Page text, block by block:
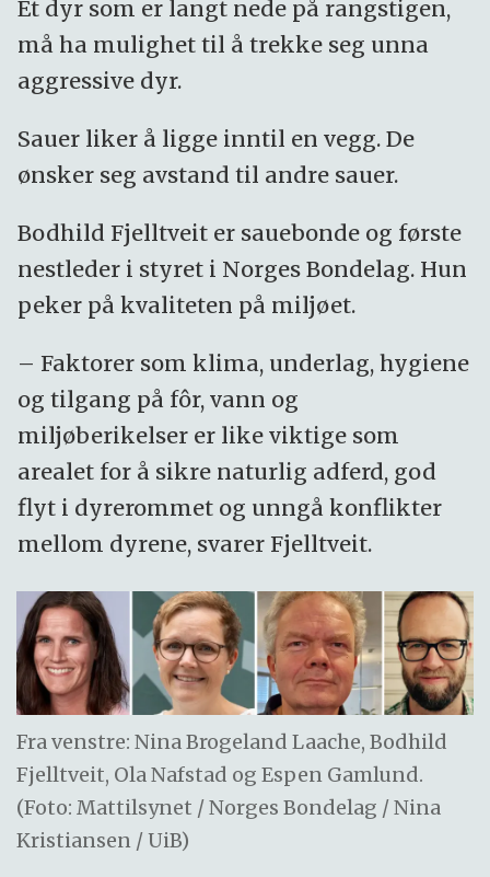
Et dyr som er langt nede på rangstigen,
må ha mulighet til å trekke seg unna
aggressive dyr.
Sauer liker å ligge inntil en vegg. De
ønsker seg avstand til andre sauer.
Bodhild Fjelltveit er sauebonde og første
nestleder i styret i Norges Bondelag. Hun
peker på kvaliteten på miljøet.
– Faktorer som klima, underlag, hygiene
og tilgang på fôr, vann og
miljøberikelser er like viktige som
arealet for å sikre naturlig adferd, god
flyt i dyrerommet og unngå konflikter
mellom dyrene, svarer Fjelltveit.
Fra venstre: Nina Brogeland Laache, Bodhild
Fjelltveit, Ola Nafstad og Espen Gamlund.
(Foto: Mattilsynet / Norges Bondelag / Nina
Kristiansen / UiB)